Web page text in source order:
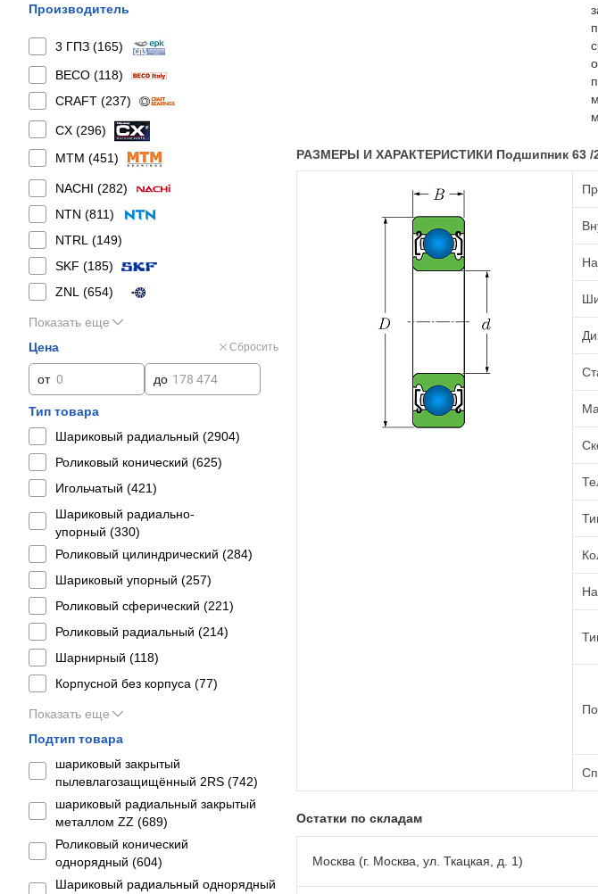
Производитель
3 ГПЗ (165)
BECO (118)
CRAFT (237)
CX (296)
MTM (451)
NACHI (282)
NTN (811)
NTRL (149)
SKF (185)
ZNL (654)
Показать еще
Цена
Сбросить
от до
Тип товара
Шариковый радиальный (2904)
Роликовый конический (625)
Игольчатый (421)
Шариковый радиально-
упорный (330)
Роликовый цилиндрический (284)
Шариковый упорный (257)
Роликовый сферический (221)
Роликовый радиальный (214)
Шарнирный (118)
Корпусной без корпуса (77)
Показать еще
Подтип товара
шариковый закрытый
пылевлагозащищённый 2RS (742)
шариковый радиальный закрытый
металлом ZZ (689)
Роликовый конический
однорядный (604)
Шариковый радиальный однорядный
РАЗМЕРЫ И ХАРАКТЕРИСТИКИ Подшипник 63 /
Остатки по складам
Москва (г. Москва, ул. Ткацкая, д. 1)